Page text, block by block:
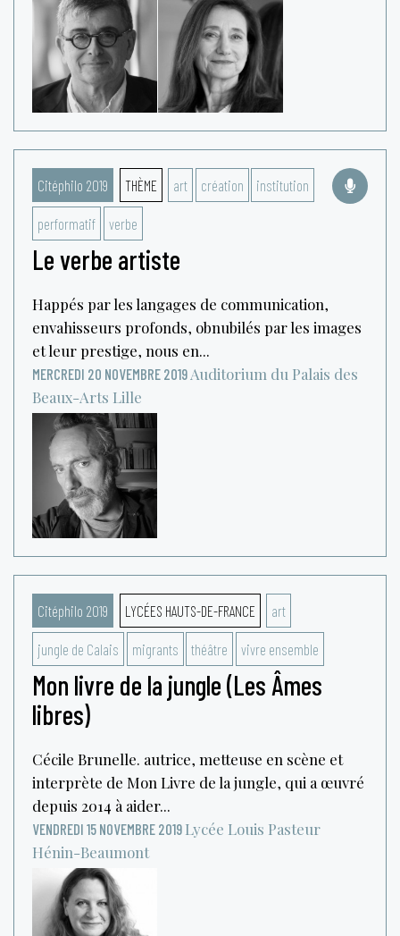
Citéphilo 2019 THÈME art création institution
performatif verbe
Le verbe artiste
Happés par les langages de communication,
envahisseurs profonds, obnubilés par les images
et leur prestige, nous en...
MERCREDI 20 NOVEMBRE 2019 Auditorium du Palais des
Beaux-Arts Lille
Citéphilo 2019 LYCÉES HAUTS-DE-FRANCE art
jungle de Calais migrants théâtre vivre ensemble
Mon livre de la jungle (Les Âmes
libres)
Cécile Brunelle. autrice, metteuse en scène et
interprète de Mon Livre de la jungle, qui a œuvré
depuis 2014 à aider...
VENDREDI 15 NOVEMBRE 2019 Lycée Louis Pasteur
Hénin-Beaumont